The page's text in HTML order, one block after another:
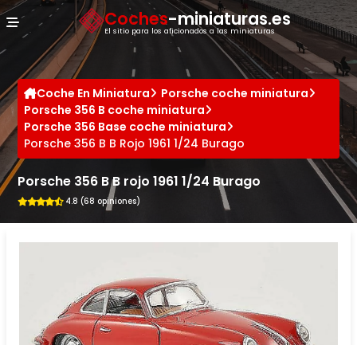
Coches-miniaturas.es
El sitio para los aficionados a las miniaturas
Coche En Miniatura
Porsche coche miniatura
Porsche 356 B coche miniatura
Porsche 356 Base coche miniatura
Porsche 356 B B Rojo 1961 1/24 Burago
Porsche 356 B B rojo 1961 1/24 Burago
4.8 (68 opiniones)
Panel de gestión de cookies